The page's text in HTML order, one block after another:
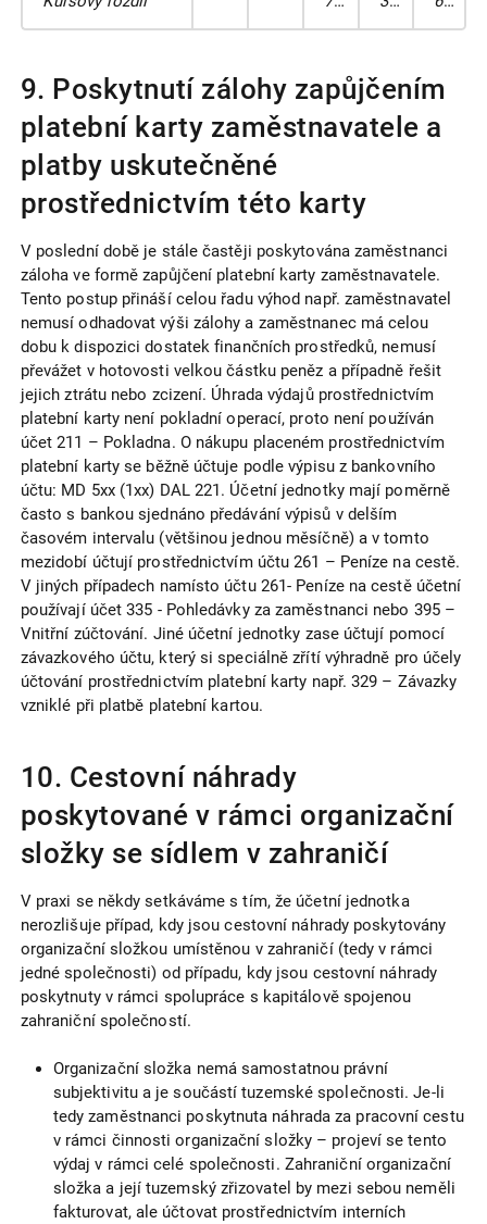
9. Poskytnutí zálohy zapůjčením
platební karty zaměstnavatele a
platby uskutečněné
prostřednictvím této karty
V poslední době je stále častěji poskytována zaměstnanci
záloha ve formě zapůjčení platební karty zaměstnavatele.
Tento postup přináší celou řadu výhod např. zaměstnavatel
nemusí odhadovat výši zálohy a zaměstnanec má celou
dobu k dispozici dostatek finančních prostředků, nemusí
převážet v hotovosti velkou částku peněz a případně řešit
jejich ztrátu nebo zcizení. Úhrada výdajů prostřednictvím
platební karty není pokladní operací, proto není používán
účet 211 – Pokladna. O nákupu placeném prostřednictvím
platební karty se běžně účtuje podle výpisu z bankovního
účtu: MD 5xx (1xx) DAL 221. Účetní jednotky mají poměrně
často s bankou sjednáno předávání výpisů v delším
časovém intervalu (většinou jednou měsíčně) a v tomto
mezidobí účtují prostřednictvím účtu 261 – Peníze na cestě.
V jiných případech namísto účtu 261- Peníze na cestě účetní
používají účet 335 - Pohledávky za zaměstnanci nebo 395 –
Vnitřní zúčtování. Jiné účetní jednotky zase účtují pomocí
závazkového účtu, který si speciálně zřítí výhradně pro účely
účtování prostřednictvím platební karty např. 329 – Závazky
vzniklé při platbě platební kartou.
10. Cestovní náhrady
poskytované v rámci organizační
složky se sídlem v zahraničí
V praxi se někdy setkáváme s tím, že účetní jednotka
nerozlišuje případ, kdy jsou cestovní náhrady poskytovány
organizační složkou umístěnou v zahraničí (tedy v rámci
jedné společnosti) od případu, kdy jsou cestovní náhrady
poskytnuty v rámci spolupráce s kapitálově spojenou
zahraniční společností.
Organizační složka nemá samostatnou právní
subjektivitu a je součástí tuzemské společnosti. Je-li
tedy zaměstnanci poskytnuta náhrada za pracovní cestu
v rámci činnosti organizační složky – projeví se tento
výdaj v rámci celé společnosti. Zahraniční organizační
složka a její tuzemský zřizovatel by mezi sebou neměli
fakturovat, ale účtovat prostřednictvím interních